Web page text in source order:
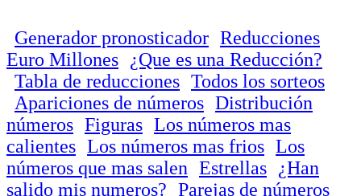
Generador pronosticador Reducciones
Euro Millones
¿Que es una Reducción?
Tabla de reducciones Todos los sorteos
Apariciones de números Distribución
números Figuras Los números mas
calientes Los números mas frios Los
números que mas salen Estrellas
¿Han
salido mis numeros? Parejas de números